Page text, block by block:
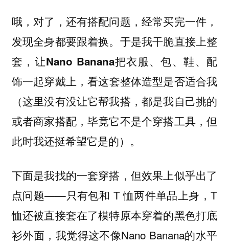
哦，对了，还有搭配问题，经常买完一件，
发现全身都要跟着换。 于是我干脆直接上整
套，让Nano Banana把衣服、包、鞋、配
饰一起穿戴上 ，看这套整体造型是否适合我
（这里没有没让它帮我搭，都是我自己挑的
或者商家搭配，毕竟它不是个穿搭工具，但
此时我还挺希望它是的）。
下面是我找的一套穿搭，但效果上似乎出了
点问题——只有包和 T 恤两件单品上身，T
恤还被直接套在了模特原本穿着的黑色打底
衫外面，我觉得这不像Nano Banana的水平